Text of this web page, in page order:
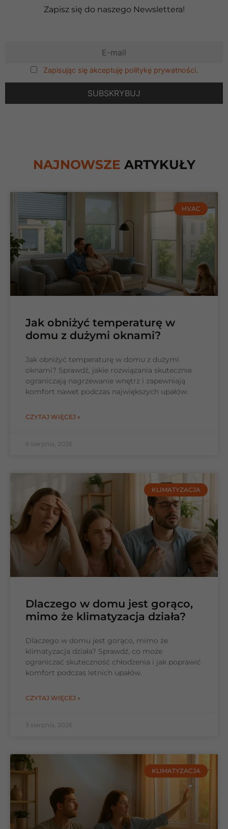
Zapisz się do naszego Newslettera!
Zapisując się akceptuję politykę prywatności.
NAJNOWSZE ARTYKUŁY
HVAC
Jak obniżyć temperaturę w
domu z dużymi oknami?
Jak obniżyć temperaturę w domu z dużymi
oknami? Sprawdź, jakie rozwiązania skutecznie
ograniczają nagrzewanie wnętrz i zapewniają
komfort nawet podczas największych upałów.
CZYTAJ WIĘCEJ »
6 sierpnia, 2026
KLIMATYZACJA
Dlaczego w domu jest gorąco,
mimo że klimatyzacja działa?
Dlaczego w domu jest gorąco, mimo że
klimatyzacja działa? Sprawdź, co może
ograniczać skuteczność chłodzenia i jak poprawić
komfort podczas letnich upałów.
CZYTAJ WIĘCEJ »
3 sierpnia, 2026
KLIMATYZACJA